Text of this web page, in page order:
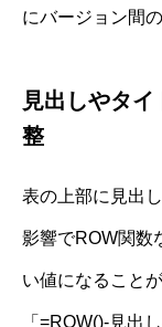
にバージョン間
見出しやタ
整
表の上部に見出
影響でROW関数
い値になること
「=ROW()-見出